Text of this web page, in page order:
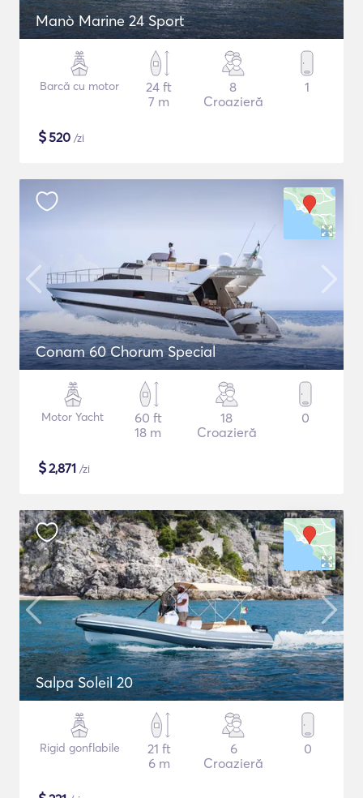
Manò Marine 24 Sport
Barcă cu motor
24 ft
7 m
8
Croazieră
1
$520 /zi
Conam 60 Chorum Special
Motor Yacht
60 ft
18 m
18
Croazieră
0
$2,871 /zi
Salpa Soleil 20
Rigid gonflabile
21 ft
6 m
6
Croazieră
0